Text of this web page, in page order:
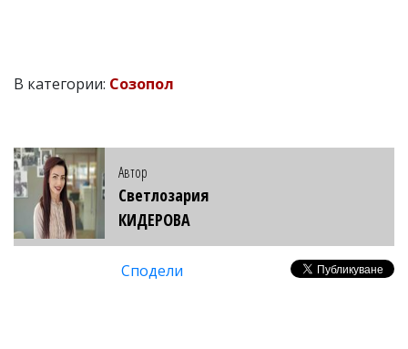
В категории: Созопол
Автор
Светлозария
КИДЕРОВА
Сподели